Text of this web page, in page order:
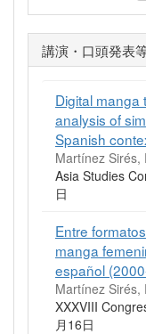
講演・口頭発表
Digital manga
analysis of
Spanish
Martínez Sirés,
Asia Studies
日
Entre
manga
español
Martínez Sirés,
XXXVIII
月16日